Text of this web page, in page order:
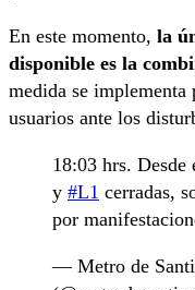
En este momento, la
disponible es la
medida se implementa
usuarios ante los
18:03 hrs. Desde
y #L1 cerradas,
por
— Metro de